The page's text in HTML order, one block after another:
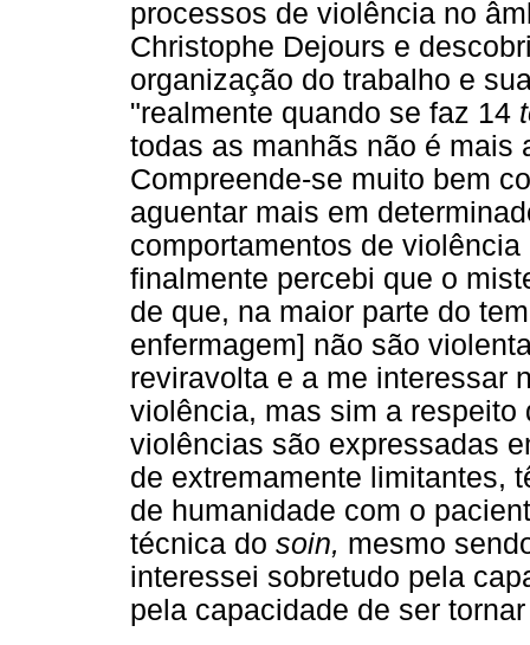
processos de violência no
Christophe Dejours e
organização do trabalho e
"realmente quando se faz 14
todas as manhãs não é mais
Compreende-se muito bem
aguentar mais em
comportamentos de
finalmente percebi que o
de que, na maior parte do
enfermagem] não são
reviravolta e a me interessar
violência, mas sim a
violências são expressadas
de extremamente limitantes,
de humanidade com o
técnica do soin, mesmo
interessei sobretudo pela
pela capacidade de ser